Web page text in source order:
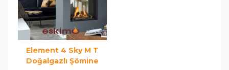
Element 4 Sky M T
Doğalgazlı Şömine